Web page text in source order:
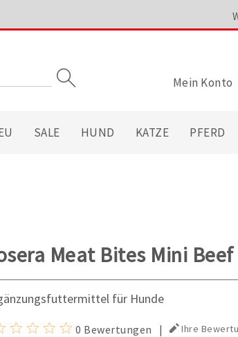
Mein Konto
SALE HUND KATZE PFERD
Meat Bites Mini Beef
für Hunde
0 Bewertungen | Ihre